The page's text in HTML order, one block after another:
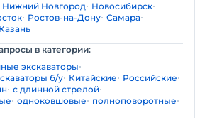
Нижний Новгород Новосибирск
Ростов-на-Дону Самара
Казань
в категории:
экскаваторы
б/у Китайские
Российские
с длинной стрелой
одноковшовые
полноповоротные